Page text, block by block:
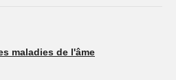
maladies de l'âme